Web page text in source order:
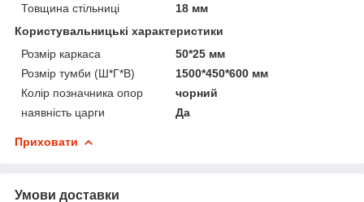
Товщина стільниці
18 мм
Користувальницькі характеристики
Розмір каркаса
50*25 мм
Розмір тумби (Ш*Г*В)
1500*450*600 мм
Колір позначника опор
чорний
наявність царги
Да
Приховати
Умови доставки